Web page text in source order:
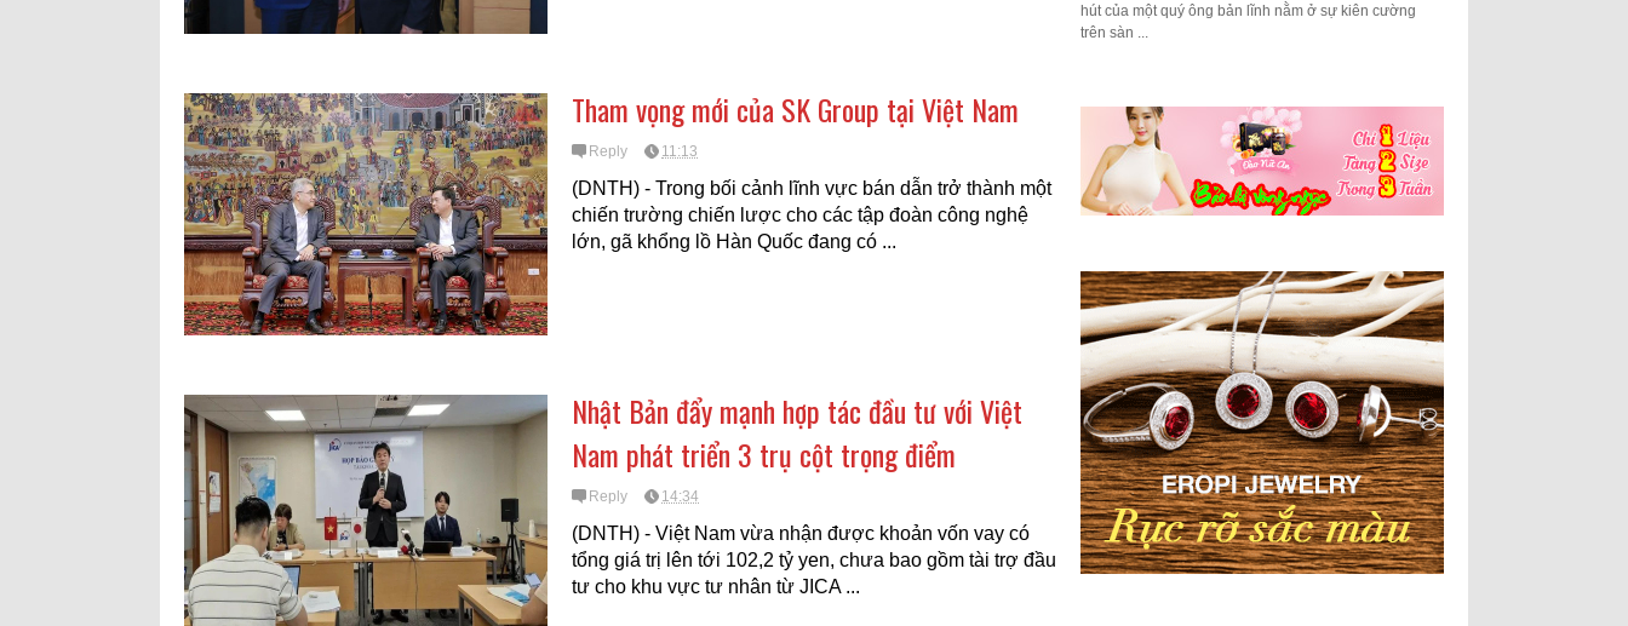
Tham vọng mới của SK Group tại Việt Nam
Reply 11:13
(DNTH) - Trong bối cảnh lĩnh vực bán dẫn trở thành một
chiến trường chiến lược cho các tập đoàn công nghệ
lớn, gã khổng lồ Hàn Quốc đang có ...
Nhật Bản đẩy mạnh hợp tác đầu tư với Việt
Nam phát triển 3 trụ cột trọng điểm
Reply 14:34
(DNTH) - Việt Nam vừa nhận được khoản vốn vay có
tổng giá trị lên tới 102,2 tỷ yen, chưa bao gồm tài trợ đầu
tư cho khu vực tư nhân từ JICA ...
hút của một quý ông bản lĩnh nằm ở sự kiên cường
trên sàn ...